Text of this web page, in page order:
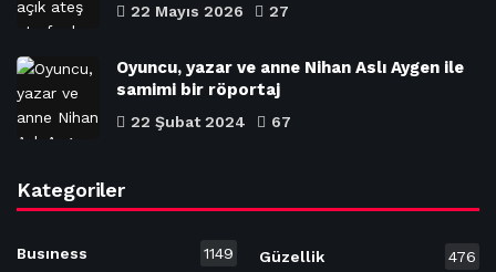
22 Mayıs 2026 27
Oyuncu, yazar ve anne Nihan Aslı Aygen ile
samimi bir röportaj
22 Şubat 2024 67
Kategoriler
Busıness 1149 Güzellik 476